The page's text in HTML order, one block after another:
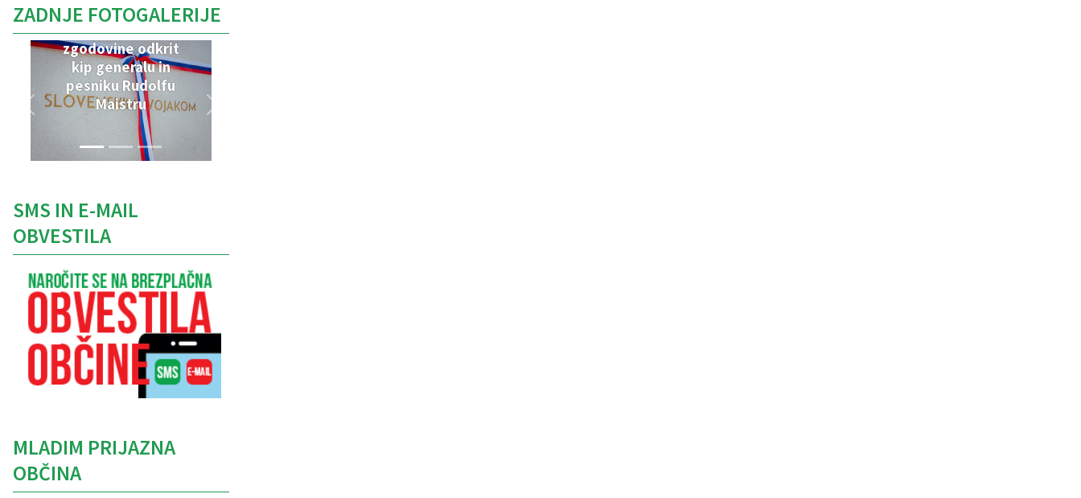
ZADNJE FOTOGALERIJE
V Parku vojaške
zgodovine odkrit
kip generalu in
pesniku Rudolfu
Maistru
SMS IN E-MAIL
OBVESTILA
MLADIM PRIJAZNA
OBČINA